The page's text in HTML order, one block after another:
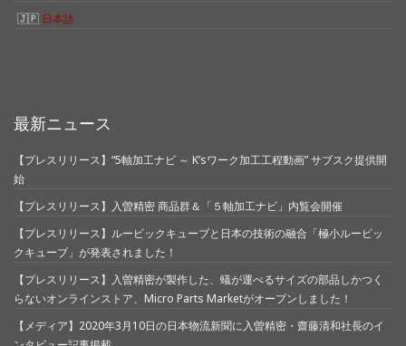
日本語
最新ニュース
【プレスリリース】“5軸加工ナビ ～ K’sワーク加工工程動画” サブスク提供開
始
【プレスリリース】入曽精密 商品群＆「５軸加工ナビ」内覧会開催
【プレスリリース】ルービックキューブと日本の技術の融合「極小ルービッ
クキューブ」が発表されました！
【プレスリリース】入曽精密が製作した、蟻が運べるサイズの部品しかつく
らないオンラインストア、Micro Parts Marketがオープンしました！
【メディア】2020年3月10日の日本物流新聞に入曽精密・齋藤清和社長のイ